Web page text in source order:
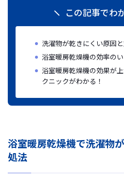
この記事でわ
洗濯物が乾きにくい原因
浴室暖房乾燥機の効率の
浴室暖房乾燥機の効果が
クニックがわかる！
浴室暖房乾燥機で洗濯物
処法